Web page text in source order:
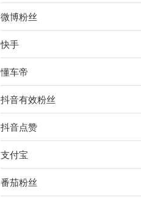
微博粉丝
快手
懂车帝
抖音有效粉丝
抖音点赞
支付宝
番茄粉丝